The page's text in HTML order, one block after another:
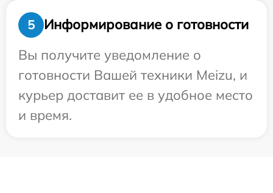
5
Информирование о готовности
Вы получите уведомление о
готовности Вашей техники Meizu, и
курьер доставит ее в удобное место
и время.